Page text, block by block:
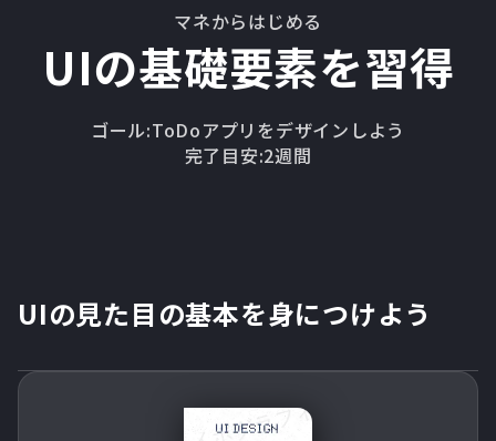
マネからはじめる
UIの基礎要素を習得
ゴール:ToDoアプリをデザインしよう
完了目安:2週間
UIの見た目の基本を身につけよう